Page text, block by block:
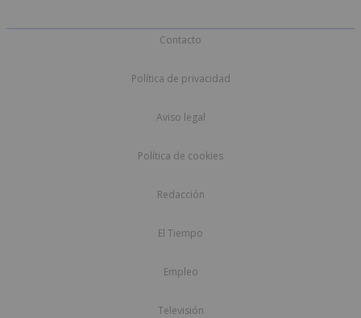
Contacto
Política de privacidad
Aviso legal
Política de cookies
Redacción
El Tiempo
Empleo
Televisión